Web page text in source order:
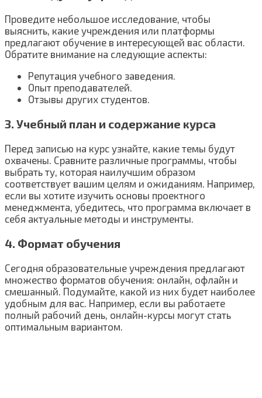
Проведите небольшое исследование, чтобы
выяснить, какие учреждения или платформы
предлагают обучение в интересующей вас области.
Обратите внимание на следующие аспекты:
Репутация учебного заведения.
Опыт преподавателей.
Отзывы других студентов.
3. Учебный план и содержание курса
Перед записью на курс узнайте, какие темы будут
охвачены. Сравните различные программы, чтобы
выбрать ту, которая наилучшим образом
соответствует вашим целям и ожиданиям. Например,
если вы хотите изучить основы проектного
менеджмента, убедитесь, что программа включает в
себя актуальные методы и инструменты.
4. Формат обучения
Сегодня образовательные учреждения предлагают
множество форматов обучения: онлайн, офлайн и
смешанный. Подумайте, какой из них будет наиболее
удобным для вас. Например, если вы работаете
полный рабочий день, онлайн-курсы могут стать
оптимальным вариантом.